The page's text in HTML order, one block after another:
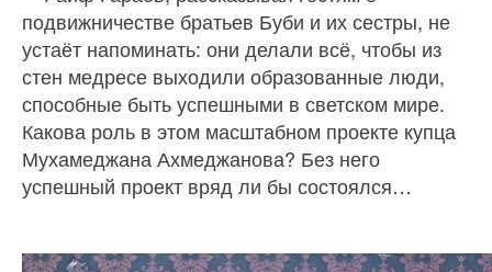
подвижничестве братьев Буби и их сестры, не
устаёт напоминать: они делали всё, чтобы из
стен медресе выходили образованные люди,
способные быть успешными в светском мире.
Какова роль в этом масштабном проекте купца
Мухамеджана Ахмеджанова? Без него
успешный проект вряд ли бы состоялся…